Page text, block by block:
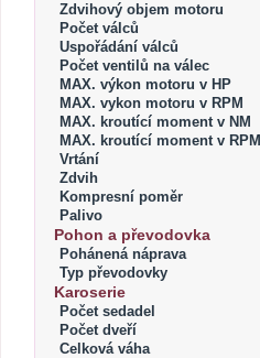
Zdvihový objem motoru
Počet válců
Uspořádání válců
Počet ventilů na válec
MAX. výkon motoru v HP
MAX. vykon motoru v RPM
MAX. kroutící moment v NM
MAX. kroutící moment v RPM
Vrtání
Zdvih
Kompresní poměr
Palivo
Pohon a převodovka
Pohánená náprava
Typ převodovky
Karoserie
Počet sedadel
Počet dveří
Celková váha